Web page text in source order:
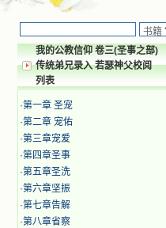
我的公教信仰 卷三(圣事之部)
传统弟兄录入 若瑟神父校阅
列表
·第一章 圣宠
·第二章 宠佑
·第三章宠爱
·第四章圣事
·第五章圣洗
·第六章坚振
·第七章告解
·第八章省察